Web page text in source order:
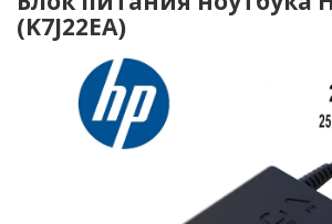
(K7J22EA)